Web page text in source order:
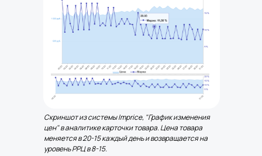
Скриншот из системы Imprice, "График изменения
цен" в аналитике карточки товара. Цена товара
меняется в 20-15 каждый день и возвращается на
уровень РРЦ в 8-15.